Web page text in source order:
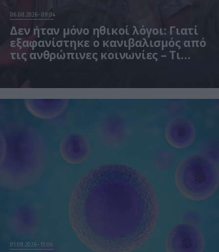
06.08.2026 09:04
Δεν ήταν μόνο ηθικοί λόγοι: Γιατί
εξαφανίστηκε ο κανιβαλισμός από
τις ανθρώπινες κοινωνίες – Τι
01.08.2026 15:06